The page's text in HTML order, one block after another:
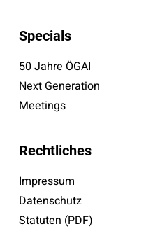
Specials
50 Jahre ÖGAI
Next Generation
Meetings
Rechtliches
Impressum
Datenschutz
Statuten (PDF)